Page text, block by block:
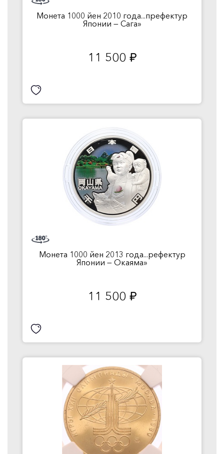
Монета 1000 йен 2010 года...префектур
Японии — Сага»
11 500 руб.
Монета 1000 йен 2013 года...рефектур
Японии — Окаяма»
11 500 руб.